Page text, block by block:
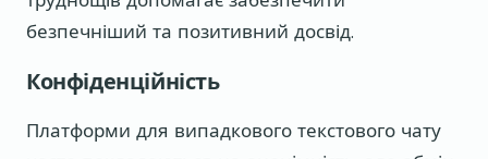
безпечніший та позитивний досвід.
Конфіденційність
Платформи для випадкового текстового чату